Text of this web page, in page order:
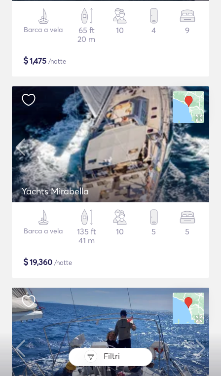
Filtri
Barca a vela
65 ft
20 m
10 4 9
$1,475 /notte
Yachts Mirabella
Barca a vela
135 ft
41 m
10 5 5
$19,360 /notte